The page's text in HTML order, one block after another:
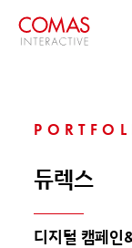
듀렉스
디지털 캠페인